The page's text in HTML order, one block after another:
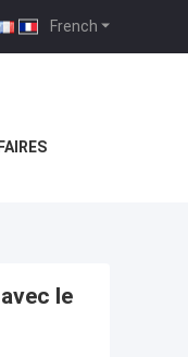
French
le